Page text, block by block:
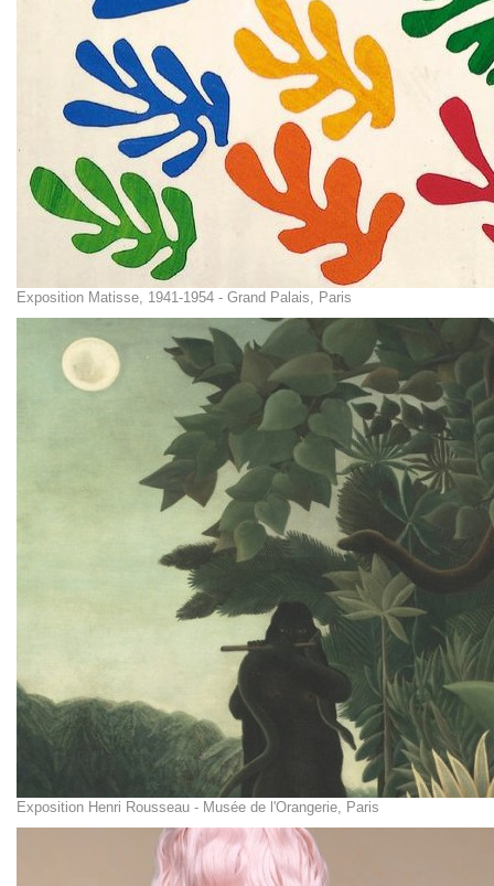
Exposition Matisse, 1941-1954 - Grand Palais, Paris
Exposition Henri Rousseau - Musée de l'Orangerie, Paris